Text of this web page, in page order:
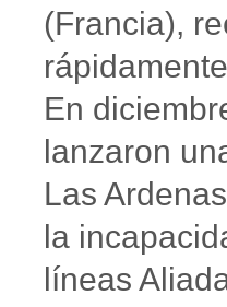
(Francia),
En
lanzaron
Las
la
líneas